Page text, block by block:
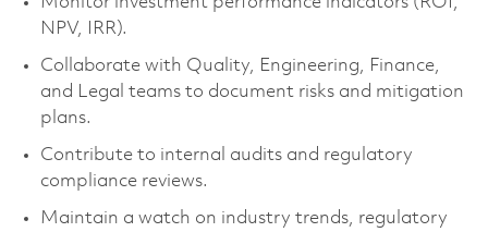
NPV, IRR).
Collaborate with Quality, Engineering, Finance,
and Legal teams to document risks and mitigation
plans.
Contribute to internal audits and regulatory
compliance reviews.
Maintain a watch on industry trends, regulatory